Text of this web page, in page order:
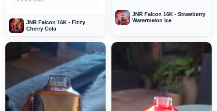
JNR Falcon 16K - Fizzy
Cherry Cola
JNR Falcon 16K - Strawberry
Watermelon Ice